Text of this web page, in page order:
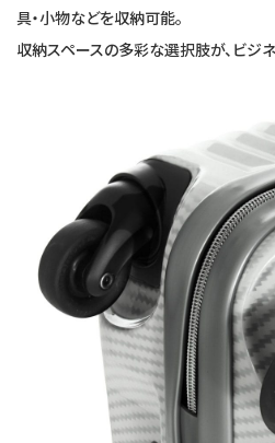
具・小物などを収納可能。
収納スペースの多彩な選択肢が、ビジ